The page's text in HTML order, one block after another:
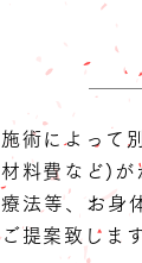
施術によって
材料費など)が
療法等、お身
ご提案致しま